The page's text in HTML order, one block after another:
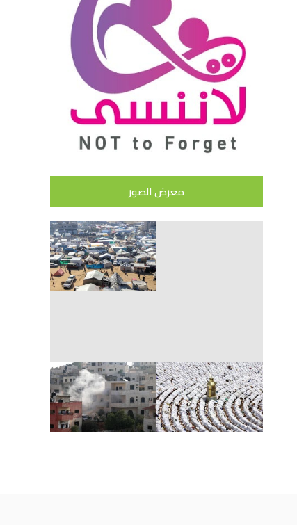
معرض الصور